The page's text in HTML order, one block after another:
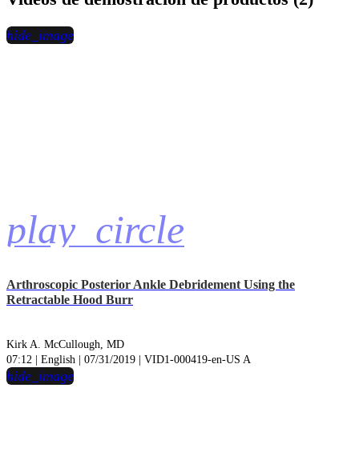
play_circle
hide_image
Arthroscopic Posterior Ankle Debridement Using the
Retractable Hood Burr
Kirk A. McCullough, MD
07:12 | English | 07/31/2019 | VID1-000419-en-US A
hide_image